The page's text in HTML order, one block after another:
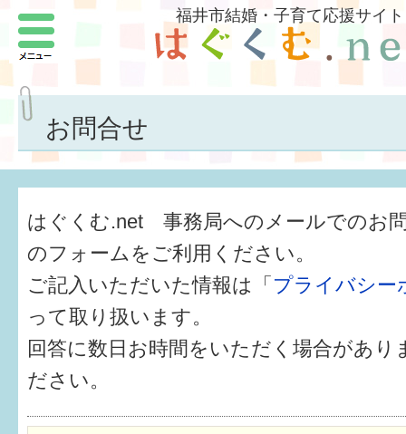
福井市結婚・子育て応援サイト
お問合せ
はぐくむ.net 事務局へのメールでのお
のフォームをご利用ください。
ご記入いただいた情報は「 プライバシー
って取り扱います。
回答に数日お時間をいただく場合があり
ださい。
メニュー
結婚したい
子どもがほしい
福井の子育て環境
子どもを育てよう
もしものときの緊急連絡先
届出・手当・助成
健診・予防接種